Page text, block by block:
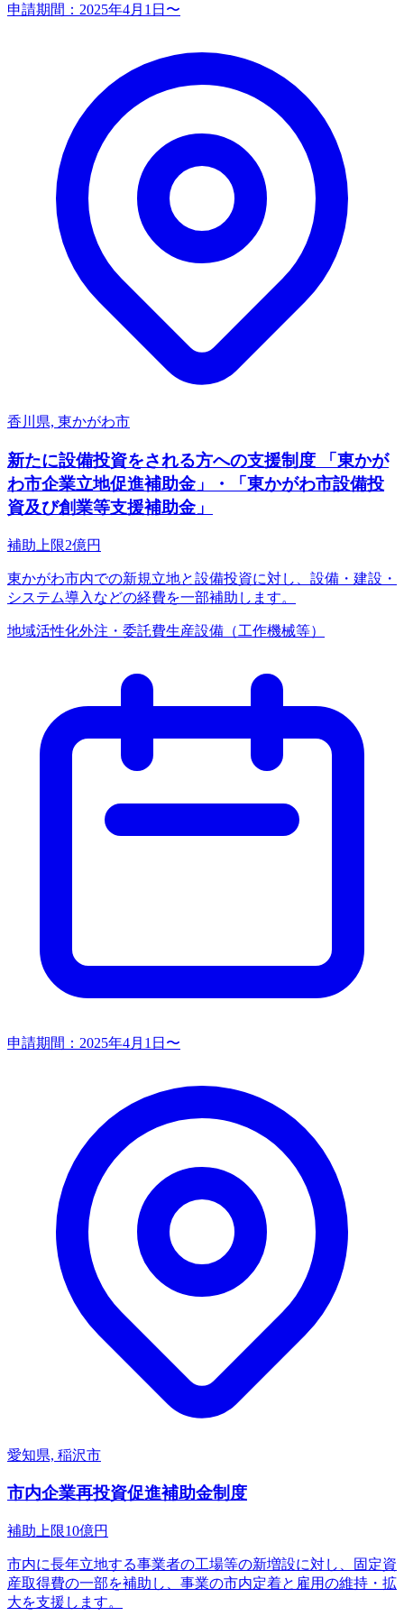
申請期間： 2025年4月1日〜
香川県, 東かがわ市
新たに設備投資をされる方への支援制度 「東かが
わ市企業立地促進補助金」・「東かがわ市設備投
資及び創業等支援補助金」
補助上限2億円
東かがわ市内での新規立地と設備投資に対し、設備・建設・
システム導入などの経費を一部補助します。
地域活性化外注・委託費生産設備（工作機械等）
申請期間： 2025年4月1日〜
愛知県, 稲沢市
市内企業再投資促進補助金制度
補助上限10億円
市内に長年立地する事業者の工場等の新増設に対し、固定資
産取得費の一部を補助し、事業の市内定着と雇用の維持・拡
大を支援します。